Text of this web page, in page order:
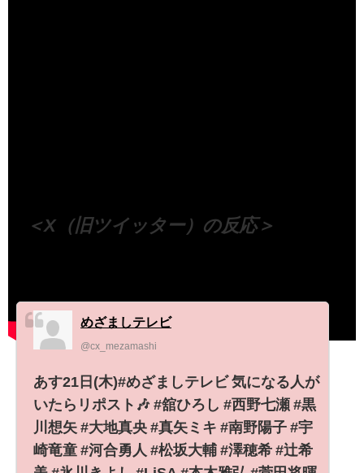
＜X（旧ツイッター）の反応＞
めざましテレビ
@cx_mezamashi
あす21日(木)#めざましテレビ 気になる人が
いたらリポスト🎶 #舘ひろし #西野七瀬 #黒
川想矢 #大地真央 #真矢ミキ #南野陽子 #宇
崎竜童 #河合勇人 #松坂大輔 #澤穂希 #辻󠄀希